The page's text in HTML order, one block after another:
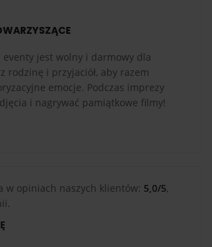
eventy jest wolny i darmowy dla
rodzinę i przyjaciół, aby razem
emocje. Podczas imprezy
i nagrywać pamiątkowe filmy!
w opiniach naszych klientów: 5,0/5,